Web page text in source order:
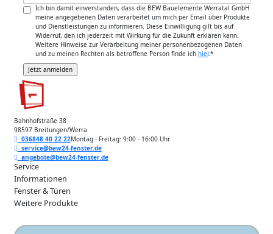
Ich bin damit einverstanden, dass die BEW Bauelemente Werratal GmbH
meine angegebenen Daten verarbeitet um mich per Email über Produkte
und Dienstleistungen zu informieren. Diese Einwilligung gilt bis auf
Widerruf, den ich jederzeit mit Wirkung für die Zukunft erklären kann.
Weitere Hinweise zur Verarbeitung meiner personenbezogenen Daten
und zu meinen Rechten als betroffene Person finde ich hier.*
Bahnhofstraße 38
98597 Breitungen/Werra
036848 40 22 22Montag - Freitag: 9:00 - 16:00 Uhr
service@bew24-fenster.de
angebote@bew24-fenster.de
Service
Informationen
Fenster & Türen
Weitere Produkte